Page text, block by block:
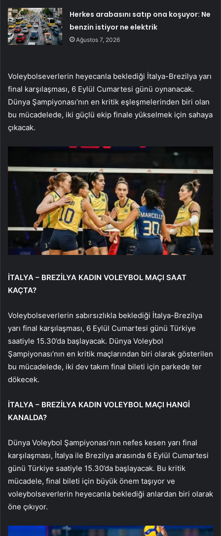
Herkes arabasını satıp ona koşuyor: Ne
benzin istiyor ne elektrik
Ağustos 7, 2026
Voleybolseverlerin heyecanla beklediği İtalya-Brezilya yarı
final karşılaşması, 6 Eylül Cumartesi günü oynanacak.
Dünya Şampiyonası’nın en kritik eşleşmelerinden biri olan
bu mücadelede, iki güçlü ekip finale yükselmek için sahaya
çıkacak.
İTALYA – BREZİLYA KADIN VOLEYBOL MAÇI SAAT
KAÇTA?
Voleybolseverlerin sabırsızlıkla beklediği İtalya-Brezilya
yarı final karşılaşması, 6 Eylül Cumartesi günü Türkiye
saatiyle 15.30’da başlayacak. Dünya Voleybol
Şampiyonası’nın en kritik maçlarından biri olarak gösterilen
bu mücadelede, iki dev takım final bileti için parkede ter
dökecek.
İTALYA – BREZİLYA KADIN VOLEYBOL MAÇI HANGİ
KANALDA?
Dünya Voleybol Şampiyonası’nın nefes kesen yarı final
karşılaşması, İtalya ile Brezilya arasında 6 Eylül Cumartesi
günü Türkiye saatiyle 15.30’da başlayacak. Bu kritik
mücadele, final bileti için büyük önem taşıyor ve
voleybolseverlerin heyecanla beklediği anlardan biri olarak
öne çıkıyor.